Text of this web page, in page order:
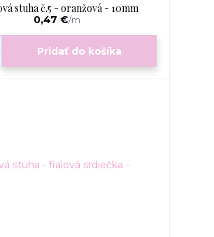
stuha č.5 - oranžová - 10mm
0,47 €/m
Pridať do košíka